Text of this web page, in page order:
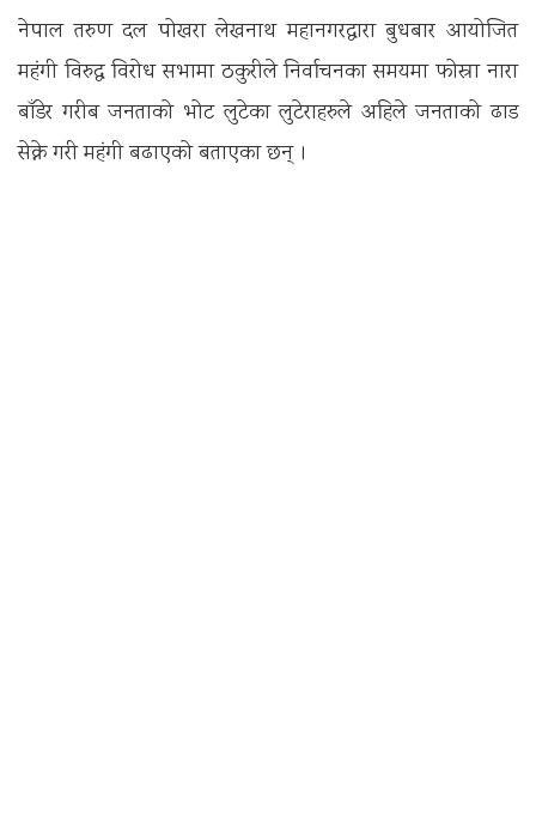
नेपाल तरुण दल पोखरा लेखनाथ महानगरद्वारा बुधबार आयोजित
महंगी विरुद्ध विरोध सभामा ठकुरीले निर्वाचनका समयमा फोस्रा नारा
बाँडेर गरीब जनताको भोट लुटेका लुटेराहरुले अहिले जनताको ढाड
सेक्ने गरी महंगी बढाएको बताएका छन् ।